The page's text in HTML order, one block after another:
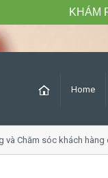
Home
và Chăm sóc khách hàng
KHÁM